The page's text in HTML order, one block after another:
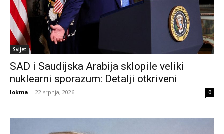
Svijet
SAD i Saudijska Arabija sklopile veliki
nuklearni sporazum: Detalji otkriveni
lokma - 22 srpnja, 2026 0